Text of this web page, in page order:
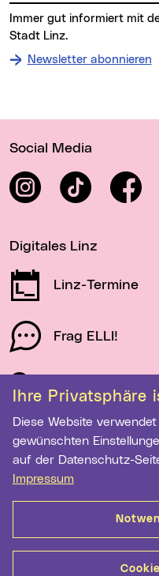
Ihre
Diese Website verwendet Cookies. Bitte wählen Sie Ihre
gewünschten
auf der Datenschutz-
Impressum
Stadt Linz.
Newsletter abonnieren
Social Media
InstagramTikTok
Digitales Linz
Linz-Termine
Frag ELLI!
Schau auf Linz
Newsletter-Anmeldung
E-Mail-Adresse eingeben
Anmelden